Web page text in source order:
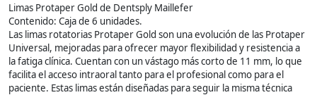
Limas Protaper Gold de Dentsply Maillefer
Contenido: Caja de 6 unidades.
Las limas rotatorias Protaper Gold son una evolución de las Protaper
Universal, mejoradas para ofrecer mayor flexibilidad y resistencia a
la fatiga clínica. Cuentan con un vástago más corto de 11 mm, lo que
facilita el acceso intraoral tanto para el profesional como para el
paciente. Estas limas están diseñadas para seguir la misma técnica